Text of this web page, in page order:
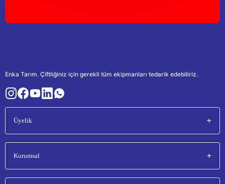
Enka Tarım. Çiftliğiniz için gerekli tüm ekipmanları tedarik edebiliriz.
Üyelik
Kurumsal